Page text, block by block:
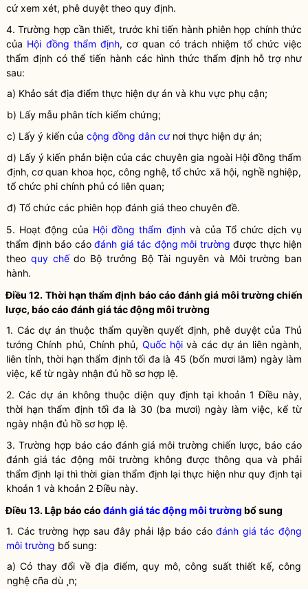
cứ xem xét, phê duyệt theo quy định.
4. Trường hợp cần thiết, trước khi tiến hành phiên họp chính thức
của Hội đồng thẩm định, cơ quan có trách nhiệm tổ chức việc
thẩm định có thể tiến hành các hình thức thẩm định hỗ trợ như
sau:
a) Khảo sát địa điểm thực hiện dự án và khu vực phụ cận;
b) Lấy mẫu phân tích kiểm chứng;
c) Lấy ý kiến của cộng đồng dân cư nơi thực hiện dự án;
d) Lấy ý kiến phản biện của các chuyên gia ngoài Hội đồng thẩm
định, cơ quan khoa học, công nghệ, tổ chức xã hội, nghề nghiệp,
tổ chức phi chính phủ có liên quan;
đ) Tổ chức các phiên họp đánh giá theo chuyên đề.
5. Hoạt động của Hội đồng thẩm địnhvà của Tổ chức dịch vụ
thẩm định báo cáo đánh giá tác động môi trường được thực hiện
theo quy chếdo Bộ trưởng Bộ Tài nguyên và Môi trường ban
hành.
Điều 12. Thời hạn thẩm định báo cáo đánh giá môi trường chiến
lược, báo cáo đánh giá tác động môi trường
1. Các dự án thuộc thẩm quyềnquyết định, phê duyệt của Thủ
tướng Chính phủ, Chính phủ, Quốc hội và các dự án liên ngành,
liên tỉnh, thời hạn thẩm định tối đa là 45 (bốn mươi lăm) ngày làm
việc, kể từ ngày nhận đủ hồ sơ hợp lệ.
2. Các dự án không thuộc diện quy định tại khoản 1 Điều này,
thời hạn thẩm định tối đa là 30 (ba mươi) ngày làm việc, kể từ
ngày nhận đủ hồ sơ hợp lệ.
3. Trường hợp báo cáo đánh giá môi trường chiến lược, báo cáo
đánh giá tác động môi trường không được thông qua và phải
thẩm định lại thì thời gian thẩm định lại thực hiện như quy định tại
khoản 1 và khoản 2 Điều này.
Điều 13. Lập báo cáo đánh giá tác động môi trường bổ sung
1. Các trường hợp sau đây phải lập báo cáođánh giá tác động
môi trường bổ sung:
a) Có thay đổi về địa điểm, quy mô, công suất thiết kế, công
nghệ cña dù ¸n;